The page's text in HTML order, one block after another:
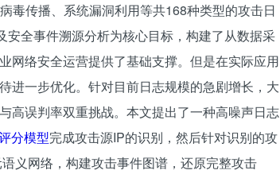
毒传播、系统漏洞利用等共168种类型的攻击日
全事件溯源分析为核心目标，构建了从数据采
网络安全运营提供了基础支撑。但是在实际应用
进一步优化。针对目前日志规模的急剧增长，大
高误判率双重挑战。本文提出了一种高噪声日志
分模型完成攻击源IP的识别，然后针对识别的攻
义网络，构建攻击事件图谱，还原完整攻击